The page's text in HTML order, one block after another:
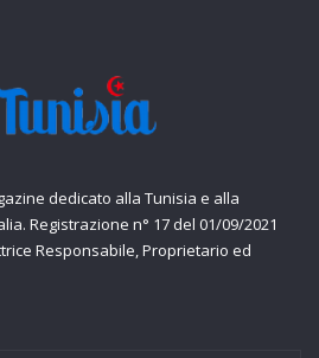
dedicato alla Tunisia e alla
Registrazione n° 17 del 01/09/2021
Responsabile, Proprietario ed